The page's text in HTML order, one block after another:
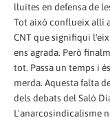
lluites en defensa de
Tot això conflueix allí
CNT que signifiqui
ens agrada. Però
tot. Passa un temps i
merda. Aquesta falta
dels debats del Saló
L'anarcosindicalisme